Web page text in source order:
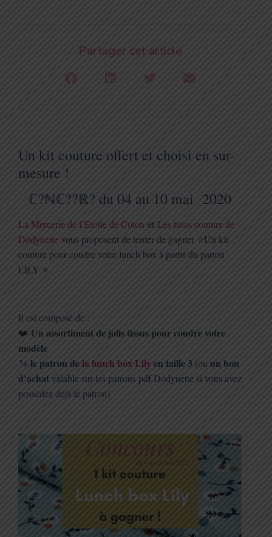
Partager cet article
Un kit couture offert et choisi en sur-
mesure !
ℂ?ℕℂ??ℝ? du 04 au 10 mai 2020
La Mercerie de l’Etoile de Coton et Les tutos couture de
Dodynette vous proposent de tenter de gagner ⭐️Un kit
couture pour coudre votre lunch box à partir du patron
LILY ⭐️
Il est composé de :
❤️ Un assortiment de jolis tissus pour coudre votre
modèle
?+ le patron dela lunch box Lily en taille 3 (ou un bon
d’achatvalable sur les patrons pdf Dodynette si vous avez
possédez déjà le patron)